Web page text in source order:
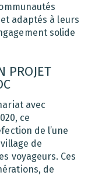
adaptés à leurs
solide
PROJET
avec
ce
de l’une
de
voyageurs. Ces
de